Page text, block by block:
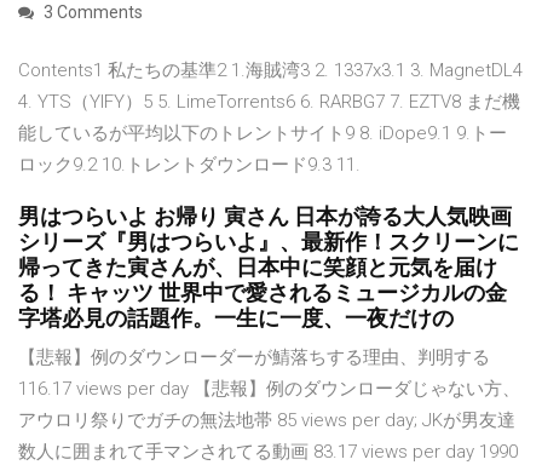
3 Comments
Contents1 私たちの基準2 1.海賊湾3 2. 1337x3.1 3. MagnetDL4
4. YTS（YIFY）5 5. LimeTorrents6 6. RARBG7 7. EZTV8 まだ機
能しているが平均以下のトレントサイト9 8. iDope9.1 9.トー
ロック9.2 10.トレントダウンロード9.3 11.
男はつらいよ お帰り 寅さん 日本が誇る大人気映画
シリーズ『男はつらいよ』、最新作！スクリーンに
帰ってきた寅さんが、日本中に笑顔と元気を届け
る！ キャッツ 世界中で愛されるミュージカルの金
字塔必見の話題作。一生に一度、一夜だけの
【悲報】例のダウンローダーが鯖落ちする理由、判明する
116.17 views per day 【悲報】例のダウンローダじゃない方、
アウロリ祭りでガチの無法地帯 85 views per day; JKが男友達
数人に囲まれて手マンされてる動画 83.17 views per day 1990